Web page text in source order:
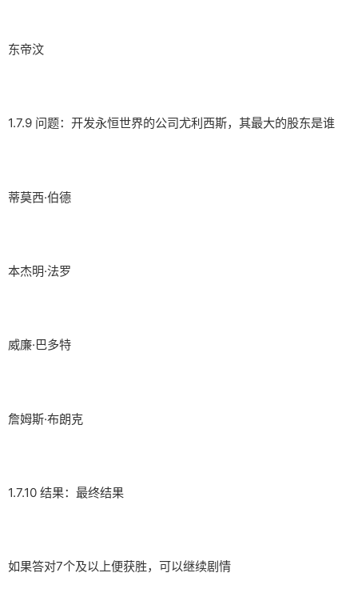
东帝汶
1.7.9 问题：开发永恒世界的公司尤利西斯，其最大的股东是谁
蒂莫西·伯德
本杰明·法罗
威廉·巴多特
詹姆斯·布朗克
1.7.10 结果：最终结果
如果答对7个及以上便获胜，可以继续剧情